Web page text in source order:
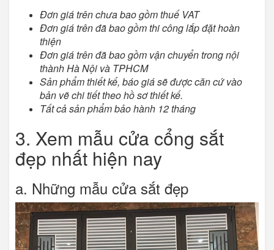
Đơn giá trên chưa bao gồm thuế VAT
Đơn giá trên đã bao gồm thi công lắp đặt hoàn
thiện
Đơn giá trên đã bao gồm vận chuyển trong nội
thành Hà Nội và TPHCM
Sản phẩm thiết kế, báo giá sẽ được căn cứ vào
bản vẽ chi tiết theo hồ sơ thiết kế.
Tất cả sản phẩm bảo hành 12 tháng
3. Xem mẫu cửa cổng sắt
đẹp nhất hiện nay
a. Những mẫu cửa sắt đẹp